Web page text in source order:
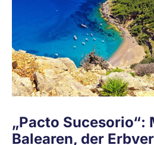
„Pacto Sucesorio“:
Balearen, der